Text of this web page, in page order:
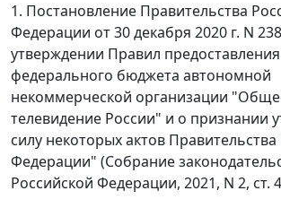
1. Постановление Правительства
Федерации от 30 декабря 2020 г. N
утверждении Правил
федерального бюджета автономной
некоммерческой организации
телевидение России" и о признании
силу некоторых актов
Федерации" (Собрание
Российской Федерации, 2021, N 2, ст.